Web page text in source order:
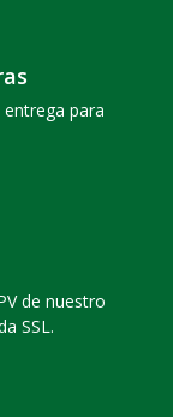
para
de nuestro
SSL.